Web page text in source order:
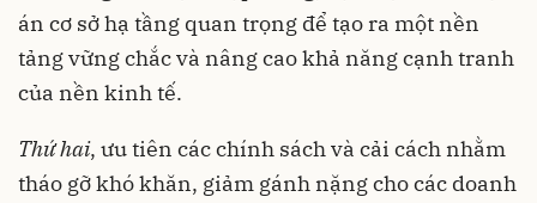
án cơ sở hạ tầng quan trọng để tạo ra một nền
tảng vững chắc và nâng cao khả năng cạnh tranh
của nền kinh tế.
Thứ hai, ưu tiên các chính sách và cải cách nhằm
tháo gỡ khó khăn, giảm gánh nặng cho các doanh